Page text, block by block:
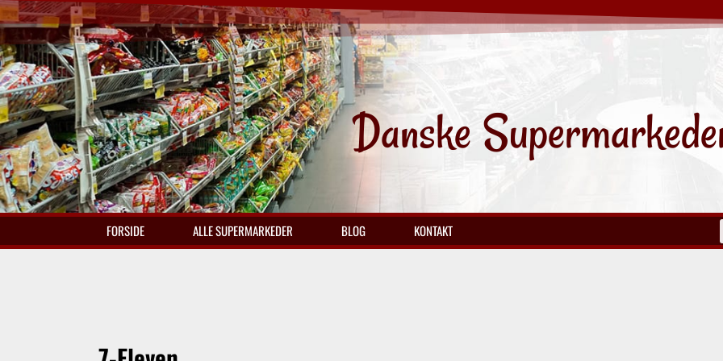
Danske
FORSIDE ALLE SUPERMARKEDER BLOG KONTAKT